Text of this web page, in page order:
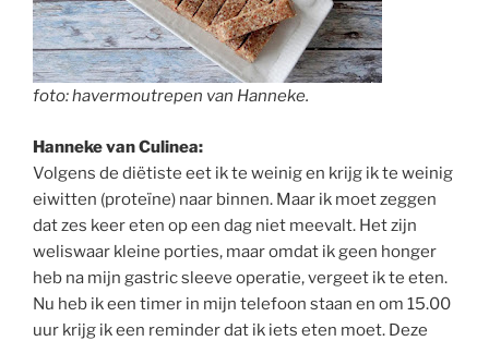
foto: havermoutrepen van Hanneke.
Hanneke van Culinea:
Volgens de diëtiste eet ik te weinig en krijg ik te weinig
eiwitten (proteïne) naar binnen. Maar ik moet zeggen
dat zes keer eten op een dag niet meevalt. Het zijn
weliswaar kleine porties, maar omdat ik geen honger
heb na mijn gastric sleeve operatie, vergeet ik te eten.
Nu heb ik een timer in mijn telefoon staan en om 15.00
uur krijg ik een reminder dat ik iets eten moet. Deze